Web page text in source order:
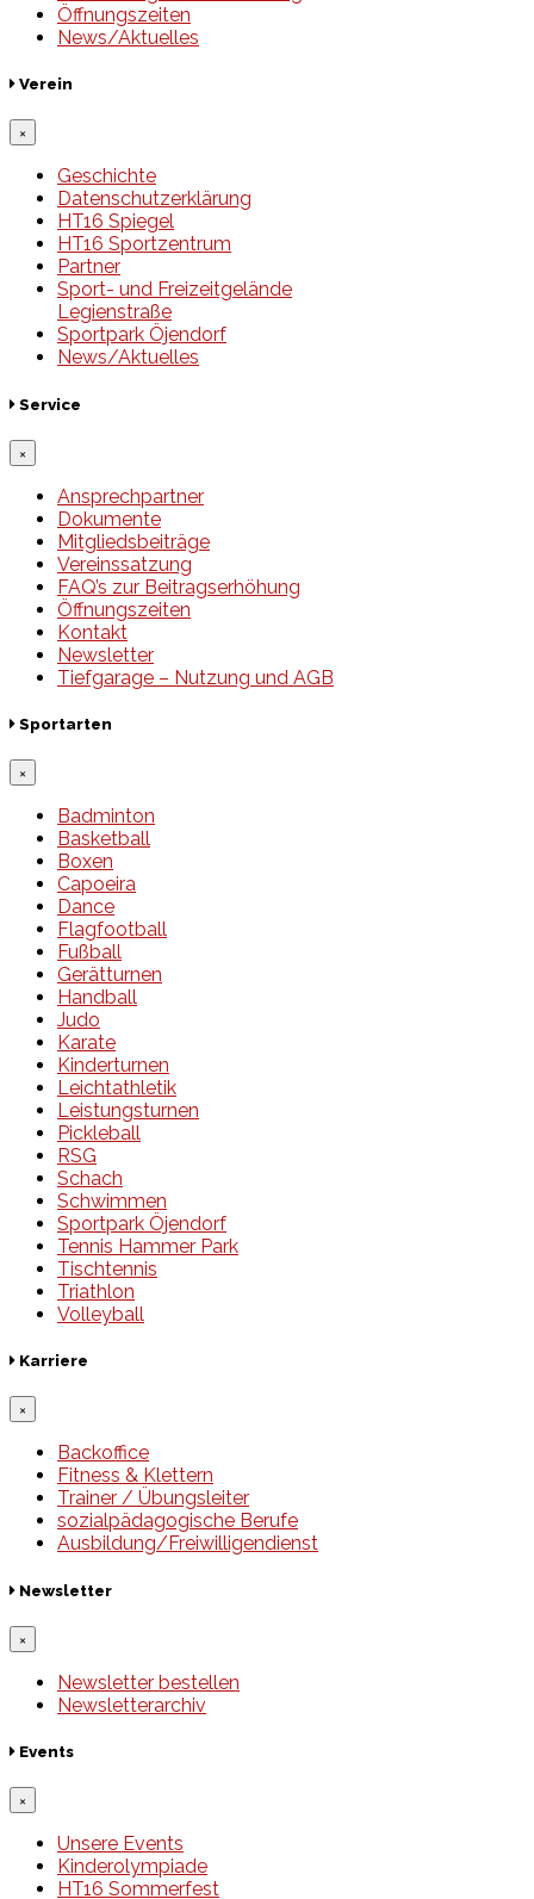
Öffnungszeiten
News/Aktuelles
Verein
×
Geschichte
Datenschutzerklärung
HT16 Spiegel
HT16 Sportzentrum
Partner
Sport- und Freizeitgelände
Legienstraße
Sportpark Öjendorf
News/Aktuelles
Service
×
Ansprechpartner
Dokumente
Mitgliedsbeiträge
Vereinssatzung
FAQ’s zur Beitragserhöhung
Öffnungszeiten
Kontakt
Newsletter
Tiefgarage – Nutzung und AGB
Sportarten
×
Badminton
Basketball
Boxen
Capoeira
Dance
Flagfootball
Fußball
Gerätturnen
Handball
Judo
Karate
Kinderturnen
Leichtathletik
Leistungsturnen
Pickleball
RSG
Schach
Schwimmen
Sportpark Öjendorf
Tennis Hammer Park
Tischtennis
Triathlon
Volleyball
Karriere
×
Backoffice
Fitness & Klettern
Trainer / Übungsleiter
sozialpädagogische Berufe
Ausbildung/Freiwilligendienst
Newsletter
×
Newsletter bestellen
Newsletterarchiv
Events
×
Unsere Events
Kinderolympiade
HT16 Sommerfest